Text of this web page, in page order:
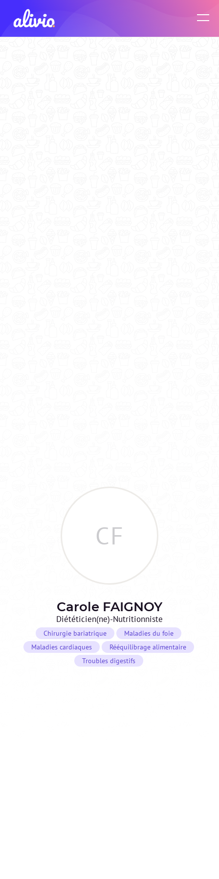
CF
Carole FAIGNOY
Diététicien(ne)-Nutritionniste
Chirurgie bariatrique
Maladies du foie
Maladies cardiaques
Rééquilibrage alimentaire
Troubles digestifs